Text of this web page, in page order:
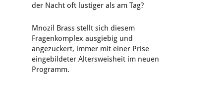
der Nacht oft lustiger als am Tag?
Mnozil Brass stellt sich diesem
Fragenkomplex ausgiebig und
angezuckert, immer mit einer Prise
eingebildeter Altersweisheit im neuen
Programm.